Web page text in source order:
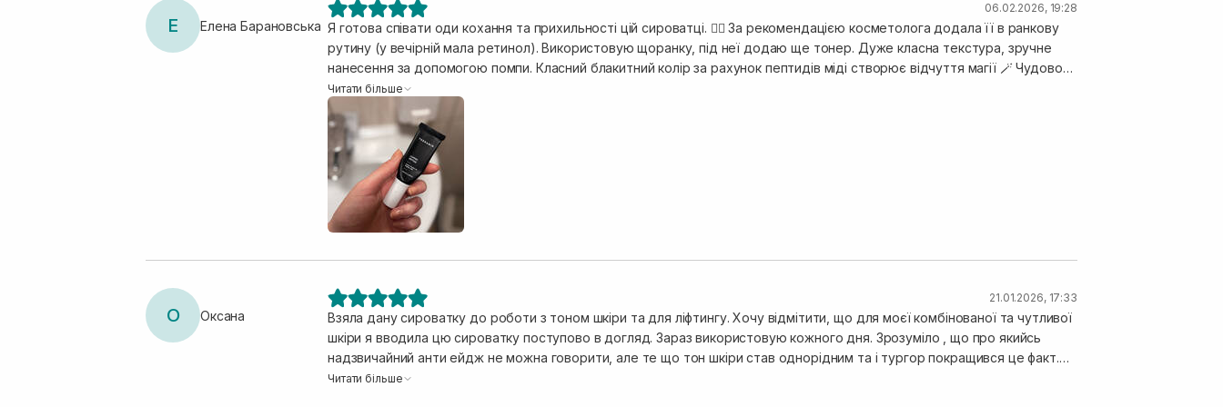
Е Елена Барановська
06.02.2026, 19:28
Я готова співати оди кохання та прихильності цій сироватці. ❤️‍🔥 За рекомендацією косметолога додала її в ранкову
рутину (у вечірній мала ретинол). Використовую щоранку, під неї додаю ще тонер. Дуже класна текстура, зручне
нанесення за допомогою помпи. Класний блакитний колір за рахунок пептидів міді створює відчуття магії 🪄 Чудово
вбирається та абсолютно не залишає за собою липкість, має класний сатиновий, вологий фініш. Шкіра прийняла її
чудово, тон помітно рівніший, однорідніший, шкіра більш наповнена. Брала 3 мініатюри, бо так по ціні на ЧП було
вигідніше, тому ще дві будуть відразу наступними. Однозначно фаворит в догляді, буде на повторі 100% 🥰
Читати більше
О Оксана
21.01.2026, 17:33
Взяла дану сироватку до роботи з тоном шкіри та для ліфтингу. Хочу відмітити, що для моєї комбінованої та чутливої
шкіри я вводила цю сироватку поступово в догляд. Зараз використовую кожного дня. Зрозуміло , що про якийсь
надзвичайний анти ейдж не можна говорити, але те що тон шкіри став однорідним та і тургор покращився це факт.
Приємна текстура, гарно поглинається, дає комфортне зволоження. Проте я через хв 15 після нанесення ще
Читати більше